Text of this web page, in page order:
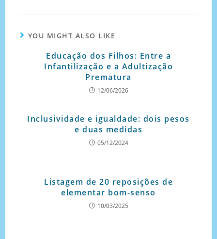
YOU MIGHT ALSO LIKE
Educação dos Filhos: Entre a
Infantilização e a Adultização
Prematura
12/06/2026
Inclusividade e igualdade: dois pesos
e duas medidas
05/12/2024
Listagem de 20 reposições de
elementar bom-senso
10/03/2025